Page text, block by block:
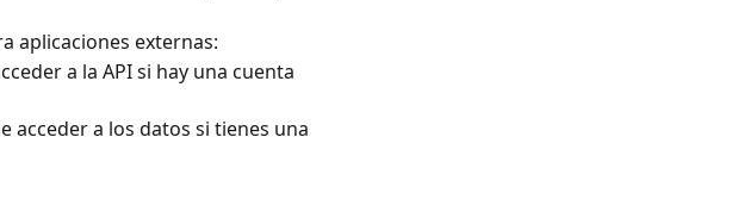
aplicaciones externas:
a la API si hay una cuenta
acceder a los datos si tienes una